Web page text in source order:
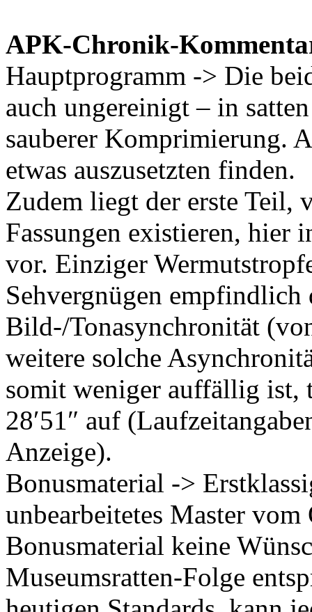
APK-Chronik-
Hauptprogramm -> Die
auch ungereinigt – in
sauberer Komprimierung.
etwas auszusetzten finden.
Zudem liegt der erste Teil,
Fassungen existieren, hier
vor. Einziger
Sehvergnügen empfindlich
Bild-/Tonasynchronität
weitere solche
somit weniger auffällig ist,
28′51″ auf
Anzeige).
Bonusmaterial ->
unbearbeitetes Master
Bonusmaterial keine
Museumsratten-Folge